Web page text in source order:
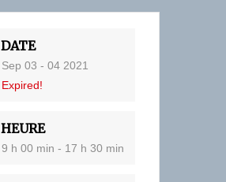
DATE
Sep 03 - 04 2021
Expired!
HEURE
9 h 00 min - 17 h 30 min